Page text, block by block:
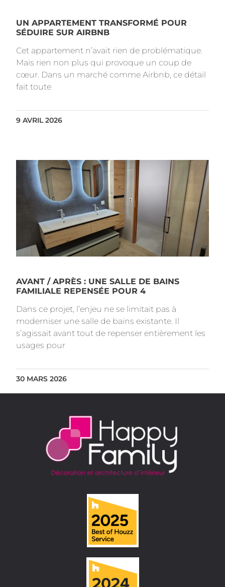
UN APPARTEMENT TRANSFORMÉ POUR
SÉDUIRE SUR AIRBNB
Cet appartement n’avait rien de problématique.
Mais rien non plus qui provoque un coup de
cœur. Dans un marché comme Airbnb, ce détail
fait toute
9 AVRIL 2026
AVANT / APRÈS : UNE SALLE DE BAINS
FAMILIALE REPENSÉE POUR 4
Dans ce projet, l’enjeu ne se limitait pas à
moderniser une salle de bains existante. Il
s’agissait avant tout de repenser entièrement les
usages pour
30 MARS 2026